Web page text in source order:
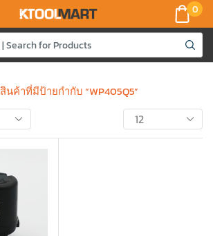
0
สินค้าที่มีป้ายกำกับ “WP405Q5”